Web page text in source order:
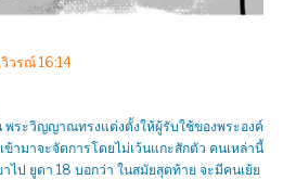
วิวรณ์ 16:14
พระวิญญาณทรงแต่งตั้งให้ผู้รับใช้ของพระองค์
ามาจะจัดการโดยไม่เว้นแกะสักตัว คนเหล่านี้
ไป ยูดา 18 บอกว่า ในสมัยสุดท้าย จะมีคนเย้ย